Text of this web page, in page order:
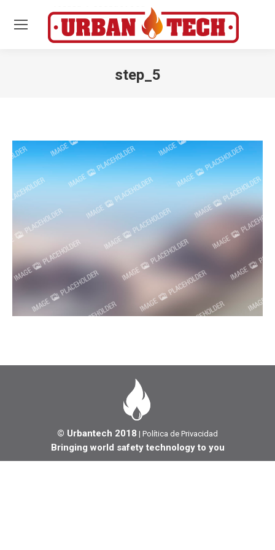
step_5
© Urbantech 2018 | Política de Privacidad
Bringing world safety technology to you